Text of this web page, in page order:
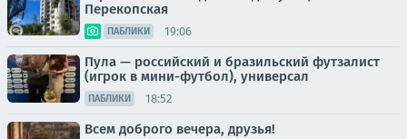
Перекопская
ПАБЛИКИ 19:06
Пула — российский и бразильский футзалист
(игрок в мини-футбол), универсал
ПАБЛИКИ 18:52
Всем доброго вечера, друзья!